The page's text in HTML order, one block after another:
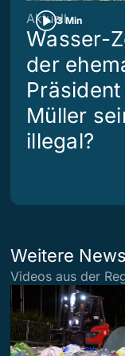
3 Min
Aktuell
Wasser-
der
Müller
illegal?
Weitere News
Videos aus der